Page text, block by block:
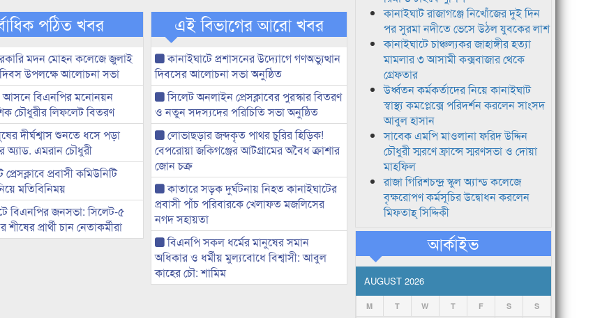
পঠিত খবর
মদন মোহন কলেজে জুলাই
দিবস উপলক্ষে আলোচনা সভা
আসনে বিএনপির মনোনয়ন
চৌধুরীর লিফলেট বিতরণ
দীর্ঘশ্বাস শুনতে ধসে পড়া
অ্যাড. এমরান চৌধুরী
প্রবাসী কমিউনিটি
মতিবিনিময়
বিএনপির জনসভা: সিলেট-৫
প্রার্থী চান নেতাকর্মীরা
এই বিভাগের আরো খবর
কানাইঘাটে প্রশাসনের উদ্যোগে গণঅভ্যুত্থান
দিবসের আলোচনা সভা অনুষ্ঠিত
সিলেট অনলাইন প্রেসক্লাবের পুরস্কার বিতরণ
ও নতুন সদস্যদের পরিচিতি সভা অনুষ্ঠিত
লোভাছড়ার জব্দকৃত পাথর চুরির হিড়িক!
বেপরোয়া জকিগঞ্জের আটগ্রামের অবৈধ ক্রাশার
জোন চক্র
কাতারে সড়ক দুর্ঘটনায় নিহত কানাইঘাটের
প্রবাসী পাঁচ পরিবারকে খেলাফত মজলিসের
নগদ সহায়তা
বিএনপি সকল ধর্মের মানুষের সমান
অধিকার ও ধর্মীয় মুল্যবোধে বিশ্বাসী: আবুল
কাহের চৌ: শামিম
কানাইঘাট রাজাগঞ্জে নিখোঁজের দুই দিন
পর সুরমা নদীতে ভেসে উঠল যুবকের লাশ
কানাইঘাটে চাঞ্চল্যকর জাহাঙ্গীর হত্যা
মামলার ৩ আসামী কক্সবাজার থেকে
গ্রেফতার
উর্ধ্বতন কর্মকর্তাদের নিয়ে কানাইঘাট
স্বাস্থ্য কমপ্লেক্সে পরিদর্শন করলেন সাংসদ
আবুল হাসান
সাবেক এমপি মাওলানা ফরিদ উদ্দিন
চৌধুরী স্মরণে ফ্রান্সে স্মরণসভা ও দোয়া
মাহফিল
রাজা গিরিশচন্দ্র স্কুল অ্যান্ড কলেজে
বৃক্ষরোপণ কর্মসূচির উদ্বোধন করলেন
মিফতাহ্ সিদ্দিকী
আর্কাইভ
AUGUST 2026
M T W T F S S